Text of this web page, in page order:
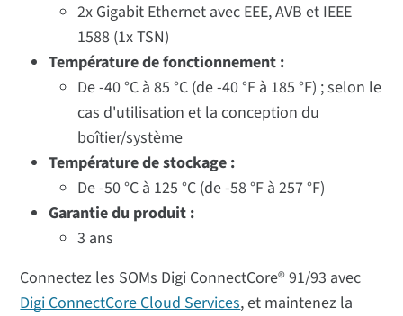
2x Gigabit Ethernet avec EEE, AVB et IEEE
1588 (1x TSN)
Température de fonctionnement :
De -40 °C à 85 °C (de -40 °F à 185 °F) ; selon le
cas d'utilisation et la conception du
boîtier/système
Température de stockage :
De -50 °C à 125 °C (de -58 °F à 257 °F)
Garantie du produit :
3 ans
Connectez les SOMs Digi ConnectCore® 91/93 avec
Digi ConnectCore Cloud Services, et maintenez la